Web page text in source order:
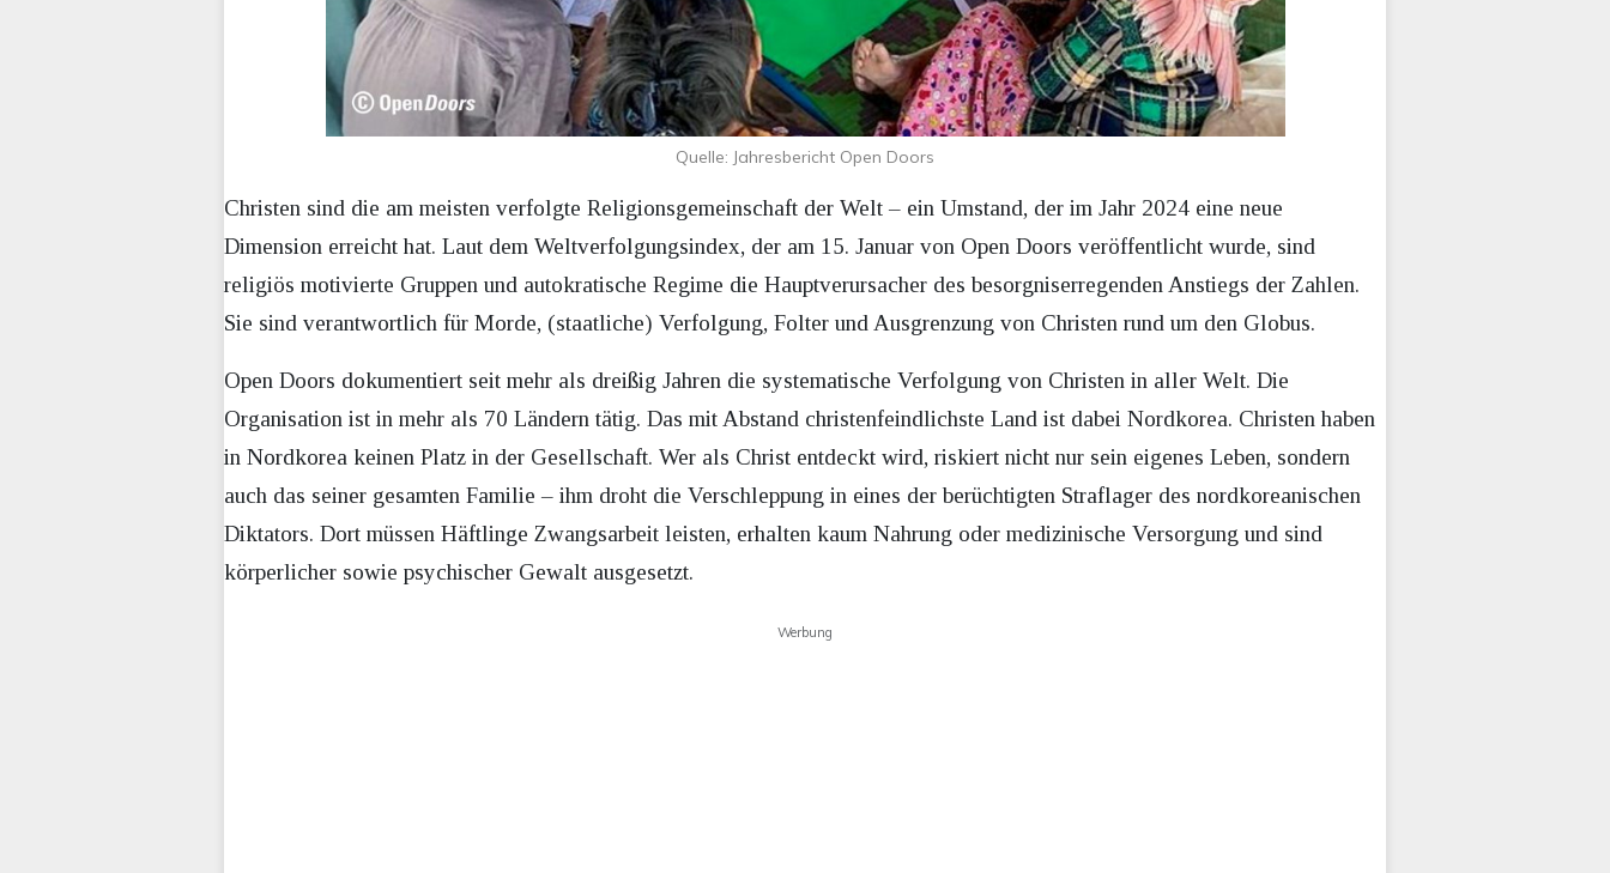
Quelle: Jahresbericht Open Doors
Christen sind die am meisten verfolgte Religionsgemeinschaft der Welt – ein Umstand, der im Jahr 2024 eine neue
Dimension erreicht hat. Laut dem Weltverfolgungsindex, der am 15. Januar von Open Doors veröffentlicht wurde, sind
religiös motivierte Gruppen und autokratische Regime die Hauptverursacher des besorgniserregenden Anstiegs der Zahlen.
Sie sind verantwortlich für Morde, (staatliche) Verfolgung, Folter und Ausgrenzung von Christen rund um den Globus.
Open Doors dokumentiert seit mehr als dreißig Jahren die systematische Verfolgung von Christen in aller Welt. Die
Organisation ist in mehr als 70 Ländern tätig. Das mit Abstand christenfeindlichste Land ist dabei Nordkorea. Christen haben
in Nordkorea keinen Platz in der Gesellschaft. Wer als Christ entdeckt wird, riskiert nicht nur sein eigenes Leben, sondern
auch das seiner gesamten Familie – ihm droht die Verschleppung in eines der berüchtigten Straflager des nordkoreanischen
Diktators. Dort müssen Häftlinge Zwangsarbeit leisten, erhalten kaum Nahrung oder medizinische Versorgung und sind
körperlicher sowie psychischer Gewalt ausgesetzt.
Werbung